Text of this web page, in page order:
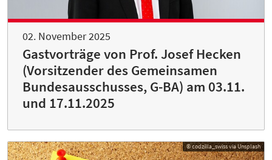
02. November 2025
Gastvorträge von Prof. Josef Hecken
(Vorsitzender des Gemeinsamen
Bundesausschusses, G-BA) am 03.11.
und 17.11.2025
© codzilla_swiss via Unsplash